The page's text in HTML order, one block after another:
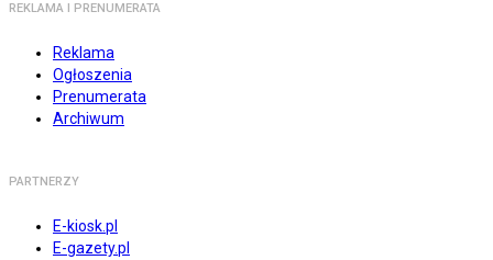
REKLAMA I PRENUMERATA
Reklama
Ogłoszenia
Prenumerata
Archiwum
PARTNERZY
E-kiosk.pl
E-gazety.pl